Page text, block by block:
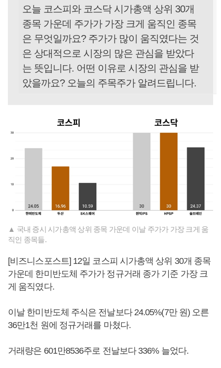
오늘 코스피와 코스닥 시가총액 상위 30개
종목 가운데 주가가 가장 크게 움직인 종목
은 무엇일까요? 주가가 많이 움직였다는 것
은 상대적으로 시장의 많은 관심을 받았다
는 뜻입니다. 어떤 이유로 시장의 관심을 받
았을까요? 오늘의 주목주가 알려드립니다.
▲ 국내 증시 시가총액 상위 종목 가운데 이날 주가가 가장 크게 움
직인 종목들.
[비즈니스포스트] 12일 코스피 시가총액 상위 30개 종목
가운데 한미반도체 주가가 정규거래 종가 기준 가장 크
게 움직였다.
이날 한미반도체 주식은 전날보다 24.05%(7만 원) 오른
36만1천 원에 정규거래를 마쳤다.
거래량은 601만8536주로 전날보다 336% 늘었다.